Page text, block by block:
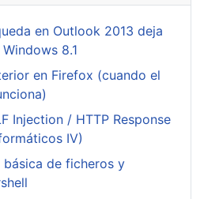
en Outlook 2013 deja
8.1
en Firefox (cuando el
Injection / HTTP Response
IV)
de ficheros y